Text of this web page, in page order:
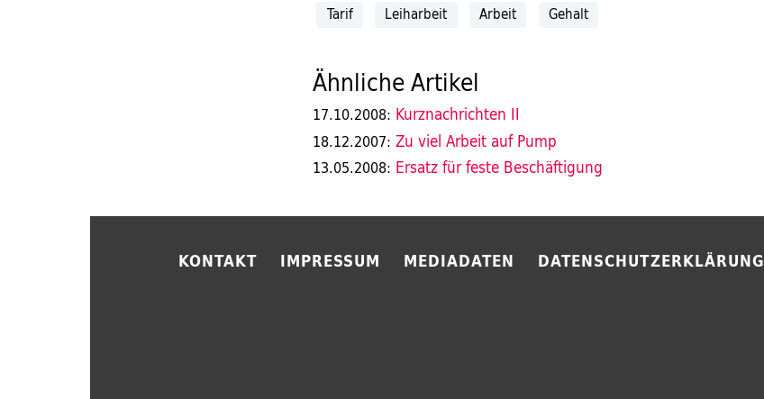
Tarif Leiharbeit Arbeit Gehalt
Ähnliche Artikel
17.10.2008: Kurznachrichten II
18.12.2007: Zu viel Arbeit auf Pump
13.05.2008: Ersatz für feste Beschäftigung
KONTAKT IMPRESSUM MEDIADATEN DATENSCHUTZERKLÄRUNG